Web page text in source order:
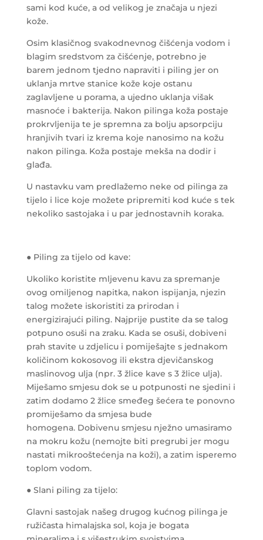
sami kod kuće, a od velikog je značaja u njezi
kože.
Osim klasičnog svakodnevnog čišćenja vodom i
blagim sredstvom za čišćenje, potrebno je
barem jednom tjedno napraviti i piling jer on
uklanja mrtve stanice kože koje ostanu
zaglavljene u porama, a ujedno uklanja višak
masnoće i bakterija.Nakon pilinga koža postaje
prokrvljenija te je spremna za bolju apsorpciju
hranjivih tvari iz krema koje nanosimo na kožu
nakon pilinga. Koža postaje mekša na dodir i
glađa.
U nastavku vam predlažemo neke od pilinga za
tijelo i lice koje možete pripremiti kod kuće s tek
nekoliko sastojaka i u par jednostavnih koraka.
● Piling za tijelo od kave:
Ukoliko koristite mljevenu kavu za spremanje
ovog omiljenog napitka, nakon ispijanja, njezin
talog možete iskoristiti za prirodan i
energizirajući piling. Najprije pustite da se talog
potpuno osuši na zraku. Kada se osuši, dobiveni
prah stavite u zdjelicu i pomiješajte s jednakom
količinom kokosovog ili ekstra djevičanskog
maslinovog ulja (npr. 3 žlice kave s 3 žlice ulja).
Miješamo smjesu dok se u potpunosti ne sjedini i
zatim dodamo 2 žlice smeđeg šećera te ponovno
promiješamo da smjesa bude
homogena. Dobivenu smjesu nježno umasiramo
na mokru kožu (nemojte biti pregrubi jer mogu
nastati mikrooštećenja na koži), a zatim isperemo
toplom vodom.
● Slani piling za tijelo:
Glavni sastojak našeg drugog kućnog pilinga je
ružičasta himalajska sol, koja je bogata